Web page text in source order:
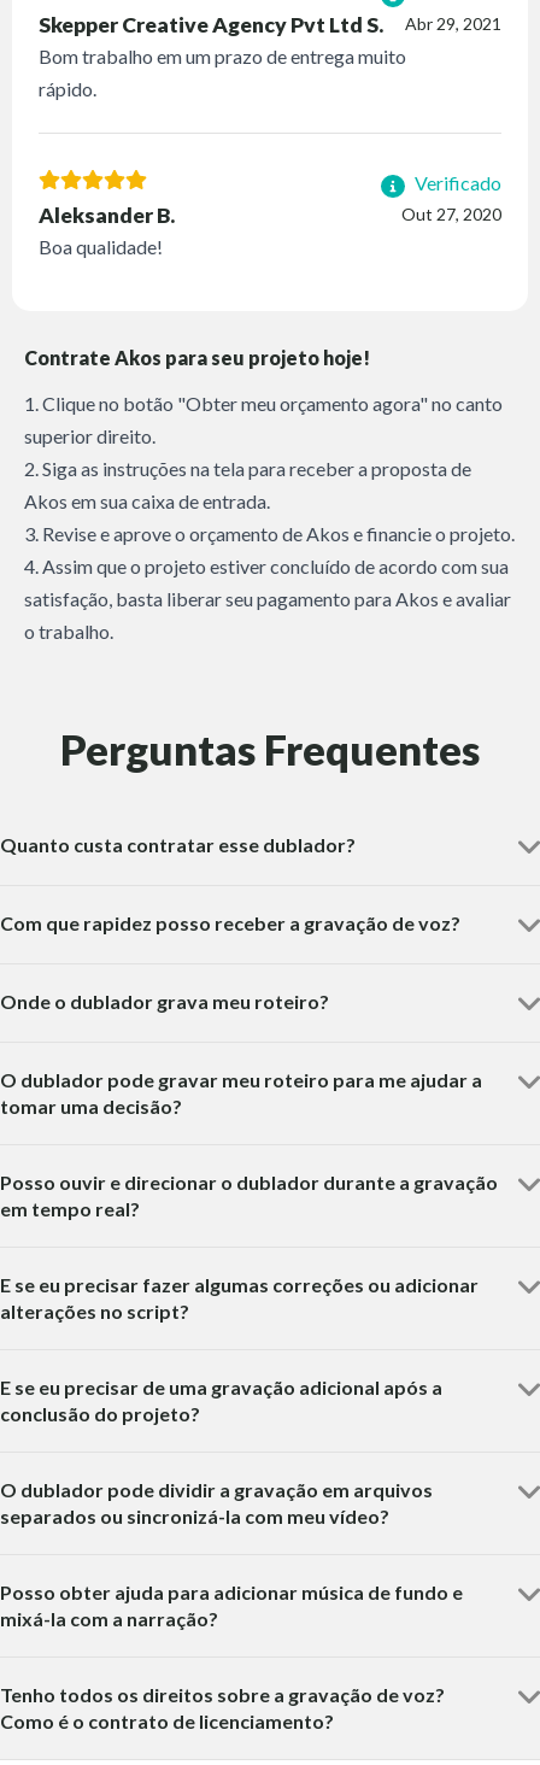
Abr 29, 2021
Skepper Creative Agency Pvt Ltd S.
Bom trabalho em um prazo de entrega muito
rápido.
Verificado
Out 27, 2020
Aleksander B.
Boa qualidade!
Contrate Akos para seu projeto hoje!
1. Clique no botão "Obter meu orçamento agora" no canto
superior direito.
2. Siga as instruções na tela para receber a proposta de
Akos em sua caixa de entrada.
3. Revise e aprove o orçamento de Akos e financie o projeto.
4. Assim que o projeto estiver concluído de acordo com sua
satisfação, basta liberar seu pagamento para Akos e avaliar
o trabalho.
Perguntas Frequentes
Quanto custa contratar esse dublador?
Com que rapidez posso receber a gravação de voz?
Onde o dublador grava meu roteiro?
O dublador pode gravar meu roteiro para me ajudar a
tomar uma decisão?
Posso ouvir e direcionar o dublador durante a gravação
em tempo real?
E se eu precisar fazer algumas correções ou adicionar
alterações no script?
E se eu precisar de uma gravação adicional após a
conclusão do projeto?
O dublador pode dividir a gravação em arquivos
separados ou sincronizá-la com meu vídeo?
Posso obter ajuda para adicionar música de fundo e
mixá-la com a narração?
Tenho todos os direitos sobre a gravação de voz?
Como é o contrato de licenciamento?